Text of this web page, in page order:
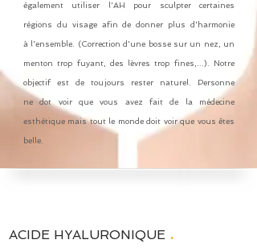
également utiliser l'AH pour sculpter certaines
régions du visage afin de donner plus d'harmonie
à l'ensemble. (Correction d'une bosse sur un nez, un
menton trop fuyant, des lèvres trop fines,...). Notre
objectif est de toujours rester naturel. Personne
ne dot voir que vous avez fait de la médecine
esthétique mais tout le monde doit voir que vous êtes
belle.
ACIDE HYALURONIQUE .